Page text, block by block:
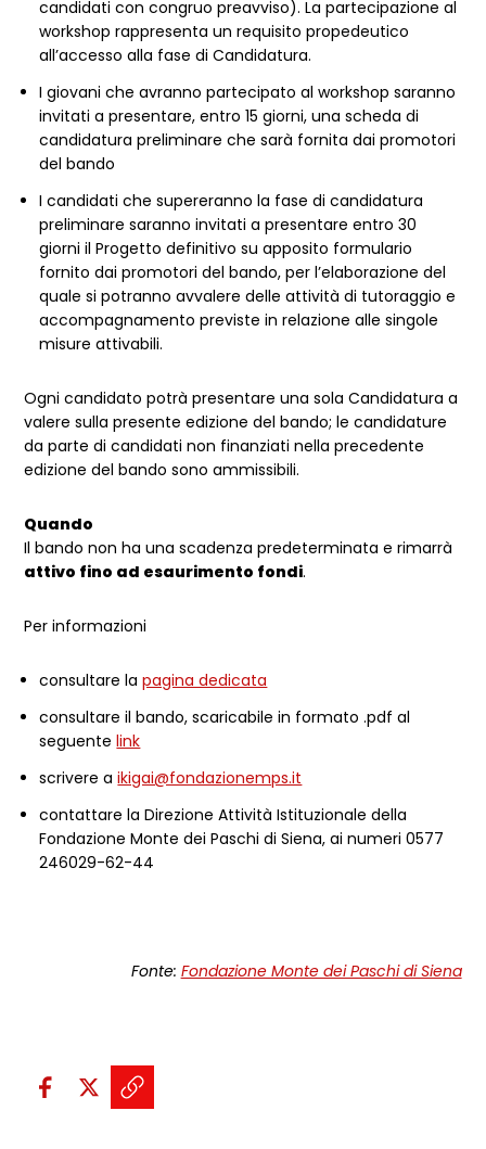
candidati con congruo preavviso). La partecipazione al
workshop rappresenta un requisito propedeutico
all’accesso alla fase di Candidatura.
I giovani che avranno partecipato al workshop saranno
invitati a presentare, entro 15 giorni, una scheda di
candidatura preliminare che sarà fornita dai promotori
del bando
I candidati che supereranno la fase di candidatura
preliminare saranno invitati a presentare entro 30
giorni il Progetto definitivo su apposito formulario
fornito dai promotori del bando, per l’elaborazione del
quale si potranno avvalere delle attività di tutoraggio e
accompagnamento previste in relazione alle singole
misure attivabili.
Ogni candidato potrà presentare una sola Candidatura a
valere sulla presente edizione del bando; le candidature
da parte di candidati non finanziati nella precedente
edizione del bando sono ammissibili.
Quando
Il bando non ha una scadenza predeterminata e rimarrà
attivo fino ad esaurimento fondi.
Per informazioni
consultare lapagina dedicata
consultare il bando, scaricabile in formato .pdf al
seguentelink
scrivere aikigai@fondazionemps.it
contattare la Direzione Attività Istituzionale della
Fondazione Monte dei Paschi di Siena, ai numeri 0577
246029-62-44
Fonte: Fondazione Monte dei Paschi di Siena
Condividi sui social:
Condividi su Facebook - apre
Condividi su X - apre una
Copia il link e condividi -